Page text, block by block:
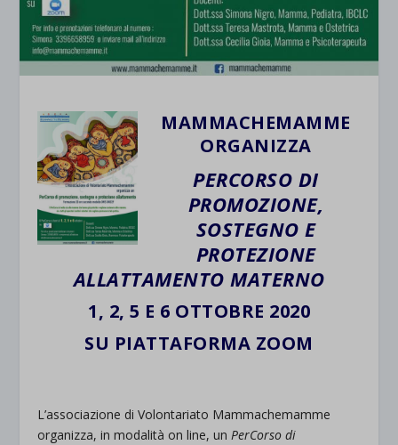
MAMMACHEMAMME
ORGANIZZA
PERCORSO DI
PROMOZIONE,
SOSTEGNO E
PROTEZIONE
ALLATTAMENTO MATERNO
1, 2, 5 E 6 OTTOBRE 2020
SU PIATTAFORMA ZOOM
L’associazione di Volontariato Mammachemamme
organizza, in modalità on line, unPerCorso di